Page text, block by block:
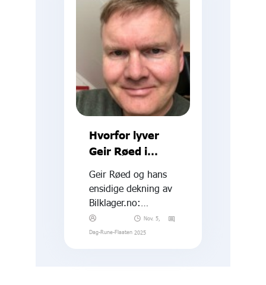
Hvorfor lyver
Geir Røed i
Motor.no?
Geir Røed og hans
ensidige dekning av
Bilklager.no:
Tendensiøs
journalistikk eller
Dag-Rune-Flaaten
Nov. 5,
2025